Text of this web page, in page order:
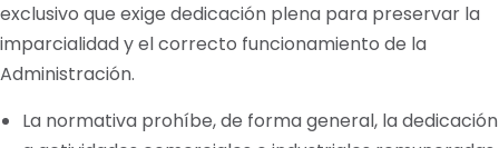
exclusivo que exige dedicación plena para preservar la
imparcialidad y el correcto funcionamiento de la
Administración.
La normativa prohíbe, de forma general, la dedicación